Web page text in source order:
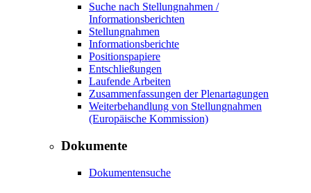
Suche nach Stellungnahmen /
Informationsberichten
Stellungnahmen
Informationsberichte
Positionspapiere
Entschließungen
Laufende Arbeiten
Zusammenfassungen der Plenartagungen
Weiterbehandlung von Stellungnahmen
(Europäische Kommission)
Dokumente
Dokumentensuche